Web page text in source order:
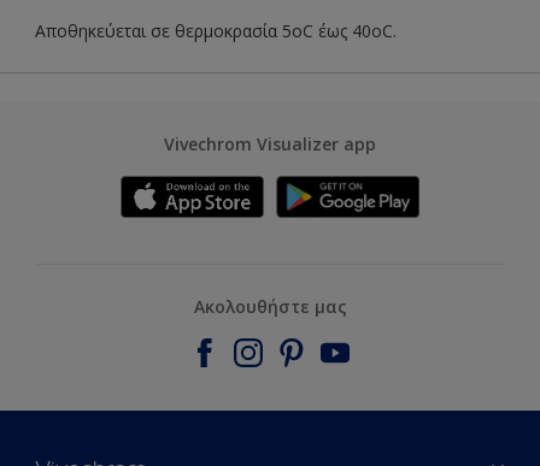
Αποθηκεύεται σε θερμοκρασία 5οC έως 40οC.
Vivechrom Visualizer app
Ακολουθήστε μας